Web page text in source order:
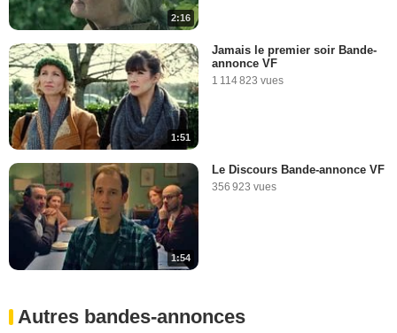
2:16
1:51
Jamais le premier soir Bande-
annonce VF
1 114 823 vues
1:54
Le Discours Bande-annonce VF
356 923 vues
Autres bandes-annonces